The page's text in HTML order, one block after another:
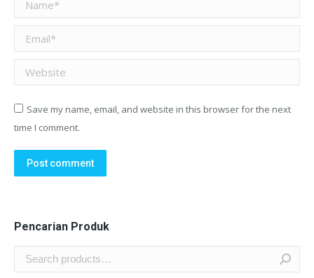
Email *
Website
Save my name, email, and website in this browser for the next
time I comment.
Post comment
Pencarian Produk